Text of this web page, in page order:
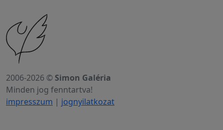
2006-2026 © Simon Galéria
Minden jog fenntartva!
impresszum | jognyilatkozat